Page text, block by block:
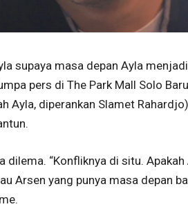
supaya masa depan Ayla
pers di The Park Mall Solo
Ayla, diperankan Slamet
dilema. “Konfliknya di situ.
Arsen yang punya masa depan